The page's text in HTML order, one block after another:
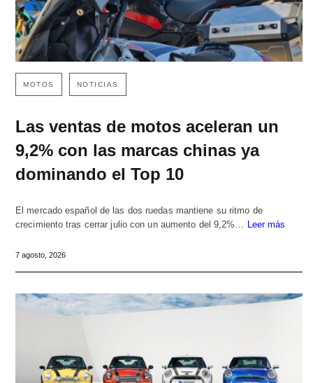
MOTOS NOTICIAS
Las ventas de motos aceleran un
9,2% con las marcas chinas ya
dominando el Top 10
El mercado español de las dos ruedas mantiene su ritmo de
crecimiento tras cerrar julio con un aumento del 9,2%… Leer más
7 agosto, 2026